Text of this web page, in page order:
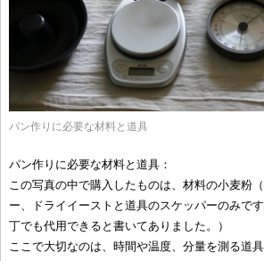
パン作りに必要な材料と道具
パン作りに必要な材料と道具：
この写真の中で購入したものは、材料の小麦粉
ー、ドライイーストと道具のスケッパーのみで
丁でも代用できると書いてありました。）
ここで大切なのは、時間や温度、分量を測る道具